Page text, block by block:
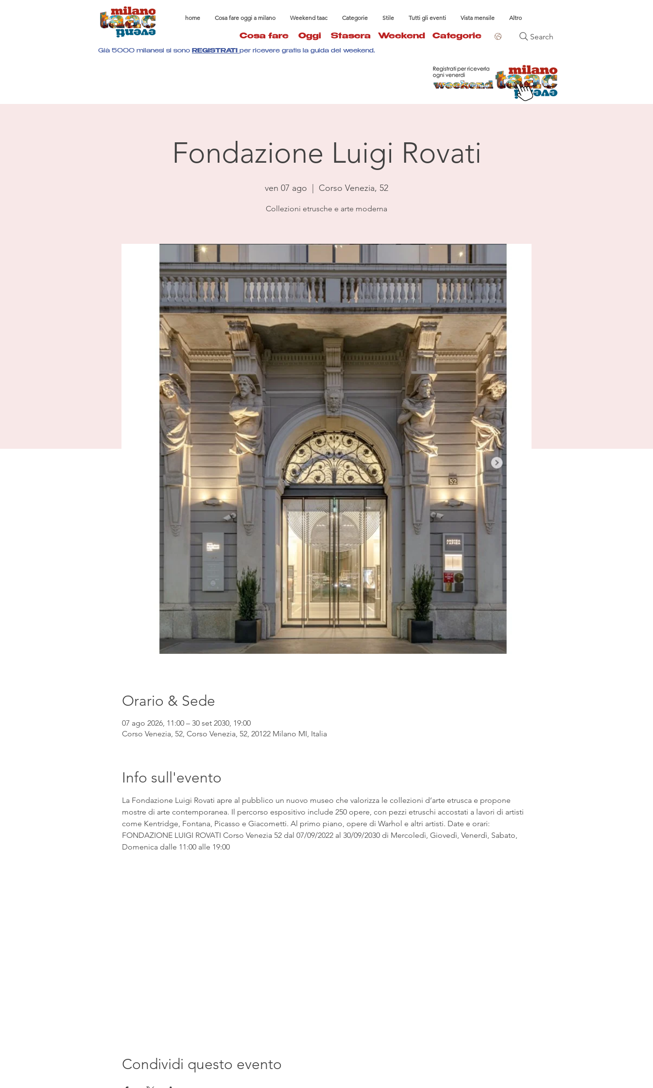
home Cosa fare oggi a milano Weekend taac Categorie Stile Tutti gli eventi Vista mensile Altro
Cosa fare Oggi Stasera Weekend Categorie Search
Già 5000 milanesi si sono REGISTRATI per ricevere gratis la guida del weekend.
Fondazione Luigi Rovati
ven 07 ago Corso Venezia, 52
Collezioni etrusche e arte moderna
Orario & Sede
07 ago 2026, 11:00 – 30 set 2030, 19:00
Corso Venezia, 52, Corso Venezia, 52, 20122 Milano MI, Italia
Info sull'evento
La Fondazione Luigi Rovati apre al pubblico un nuovo museo che valorizza le collezioni d’arte etrusca e propone
mostre di arte contemporanea. Il percorso espositivo include 250 opere, con pezzi etruschi accostati a lavori di artisti
come Kentridge, Fontana, Picasso e Giacometti. Al primo piano, opere di Warhol e altri artisti. Date e orari:
FONDAZIONE LUIGI ROVATI Corso Venezia 52 dal 07/09/2022 al 30/09/2030 di Mercoledì, Giovedì, Venerdì, Sabato,
Domenica dalle 11:00 alle 19:00
Condividi questo evento